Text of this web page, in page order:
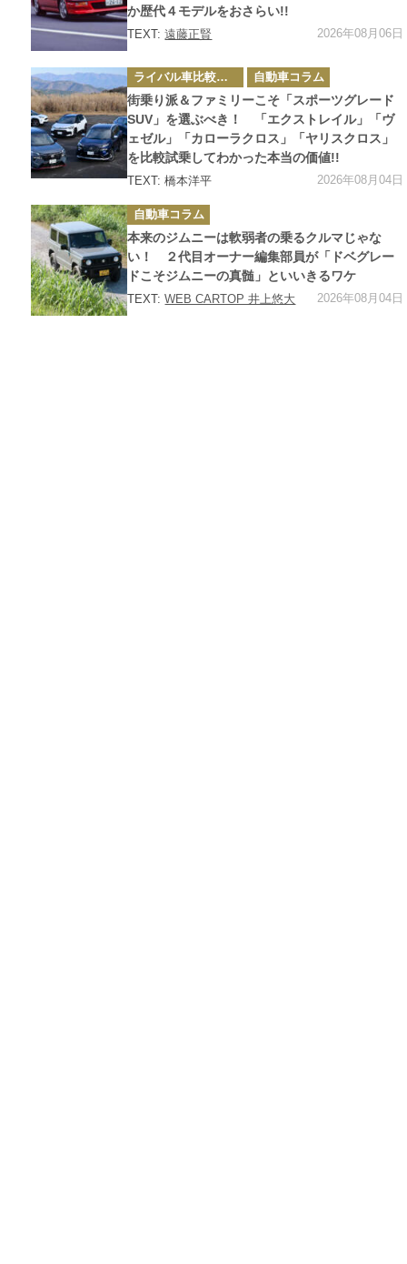
か歴代４モデルをおさらい!!
TEXT:遠藤正賢 2026年08月06日
カ
テ
ゴ
リ
ー
ライバル車比較テスト 自動車コラム
街乗り派＆ファミリーこそ「スポーツグレード
SUV」を選ぶべき！ 「エクストレイル」「ヴ
ェゼル」「カローラクロス」「ヤリスクロス」
を比較試乗してわかった本当の価値!!
TEXT: 橋本洋平 2026年08月04日
カ
テ
ゴ
リ
ー
自動車コラム
本来のジムニーは軟弱者の乗るクルマじゃな
い！ ２代目オーナー編集部員が「ドベグレー
ドこそジムニーの真髄」といいきるワケ
TEXT:WEB CARTOP 井上悠大 2026年08月04日